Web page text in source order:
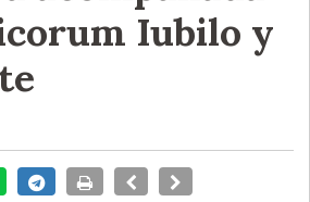
Iubilo y